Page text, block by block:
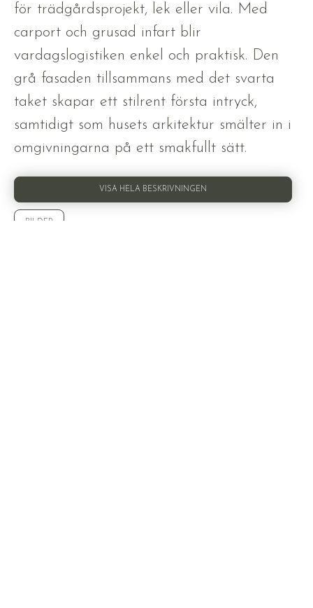
för trädgårdsprojekt, lek eller vila. Med
carport och grusad infart blir
vardagslogistiken enkel och praktisk. Den
grå fasaden tillsammans med det svarta
taket skapar ett stilrent första intryck,
samtidigt som husets arkitektur smälter in i
omgivningarna på ett smakfullt sätt.
VISA HELA BESKRIVNINGEN
BILDER